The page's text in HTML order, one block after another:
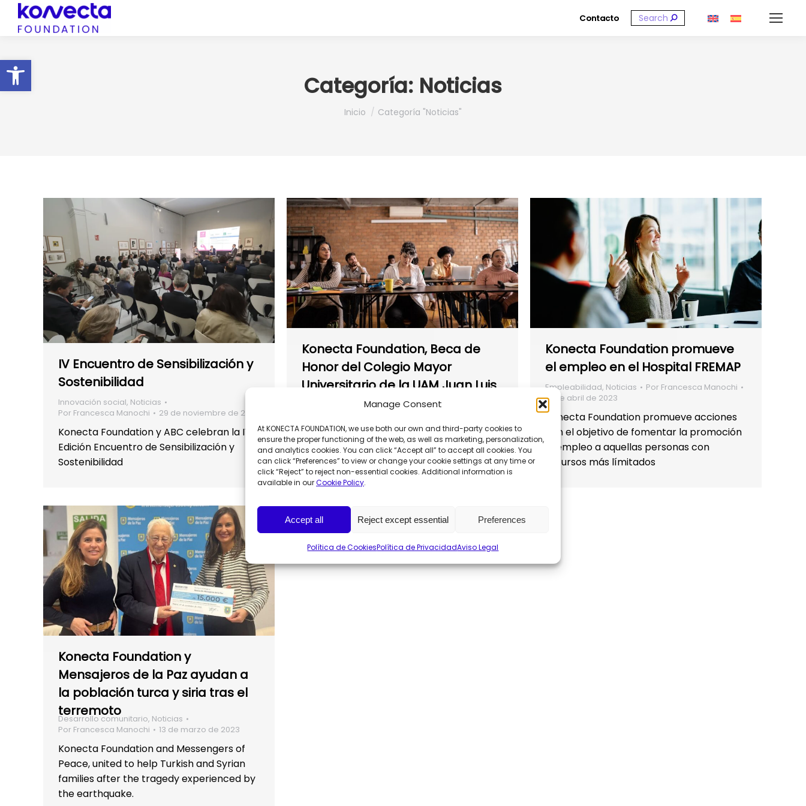
Abrir barra de herramientas
Manage Consent
At KONECTA FOUNDATION, we use both our own and third-party cookies to
ensure the proper functioning of the web, as well as marketing, personalization,
and analytics cookies. You can click “Accept all” to accept all cookies. You
can click “Preferences” to view or change your cookie settings at any time or
click “Reject” to reject non-essential cookies. Additional information is
available in ourCookie Policy.
Accept all Reject except essential Preferences
Política de CookiesPolítica de PrivacidadAviso Legal
Contacto Buscar:
Categoría: Noticias
Estás aquí:
Inicio Categoría "Noticias"
IV Encuentro de Sensibilización y
Sostenibilidad
Innovación social, Noticias
Por Francesca Manochi 29 de noviembre de 2023
Konecta Foundation y ABC celebran la IV
Edición Encuentro de Sensibilización y
Sostenibilidad
Konecta Foundation, Beca de
Honor del Colegio Mayor
Universitario de la UAM Juan Luis
Noticias
Konecta Foundation recibe una Beca de
Honor por parte del Colegio Mayor
Universitario de la UAM Juan Luis Vives por
su apoyo al proyecto de Vida
Konecta Foundation promueve
el empleo en el Hospital FREMAP
Empleabilidad, Noticias Por Francesca Manochi
19 de abril de 2023
Konecta Foundation promueve acciones
con el objetivo de fomentar la promoción
al empleo a aquellas personas con
recursos más límitados
Konecta Foundation y
Mensajeros de la Paz ayudan a
la población turca y siria tras el
terremoto
Desarrollo comunitario, Noticias
Por Francesca Manochi 13 de marzo de 2023
Konecta Foundation and Messengers of
Peace, united to help Turkish and Syrian
families after the tragedy experienced by
the earthquake.